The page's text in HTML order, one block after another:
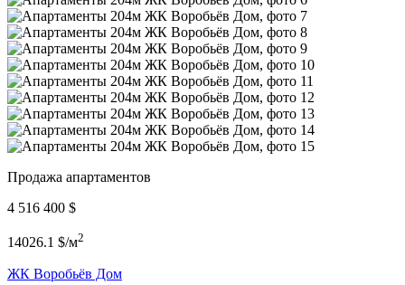
Продажа апартаментов
4 516 400 $
14026.1 $/м2
ЖК Воробьёв Дом